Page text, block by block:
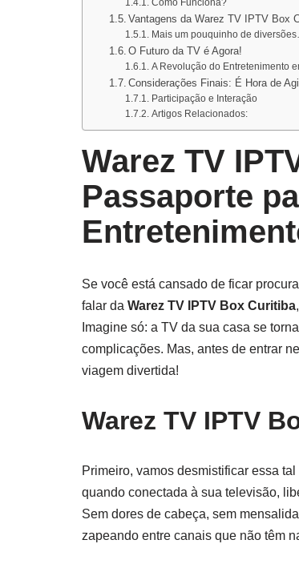
Vantagens da Warez TV IPTV Box
Mais um pouquinho de
O Futuro da TV é Agora!
A Revolução do Entretenimento
Considerações Finais: É Hora de
Participação e Interação
Artigos Relacionados:
Warez TV
Passaporte
Se você está cansado de ficar
falar da Warez TV IPTV Box Curitiba
Imagine só: a TV da sua casa se
complicações. Mas, antes de entrar
viagem divertida!
Warez TV IPTV
Primeiro, vamos desmistificar essa tal
quando conectada à sua televisão,
Sem dores de cabeça, sem
zapeando entre canais que não têm